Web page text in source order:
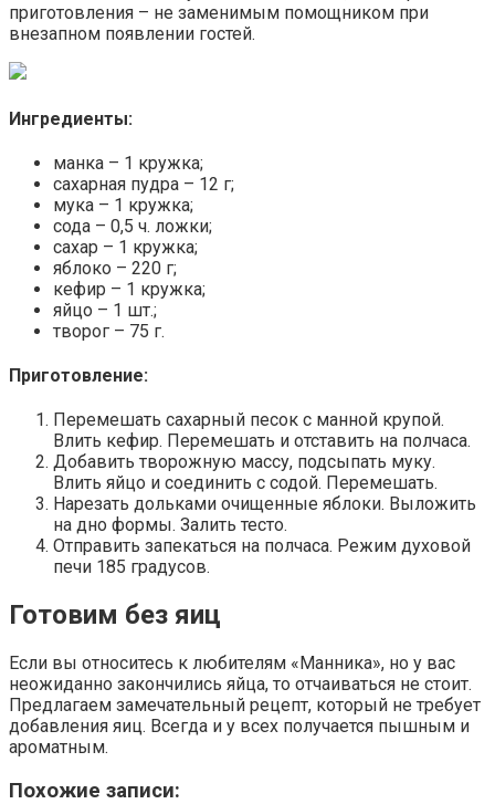
приготовления – не заменимым помощником при
внезапном появлении гостей.
Ингредиенты:
манка – 1 кружка;
сахарная пудра – 12 г;
мука – 1 кружка;
сода – 0,5 ч. ложки;
сахар – 1 кружка;
яблоко – 220 г;
кефир – 1 кружка;
яйцо – 1 шт.;
творог – 75 г.
Приготовление:
Перемешать сахарный песок с манной крупой.
Влить кефир. Перемешать и отставить на полчаса.
Добавить творожную массу, подсыпать муку.
Влить яйцо и соединить с содой. Перемешать.
Нарезать дольками очищенные яблоки. Выложить
на дно формы. Залить тесто.
Отправить запекаться на полчаса. Режим духовой
печи 185 градусов.
Готовим без яиц
Если вы относитесь к любителям «Манника», но у вас
неожиданно закончились яйца, то отчаиваться не стоит.
Предлагаем замечательный рецепт, который не требует
добавления яиц. Всегда и у всех получается пышным и
ароматным.
Похожие записи: